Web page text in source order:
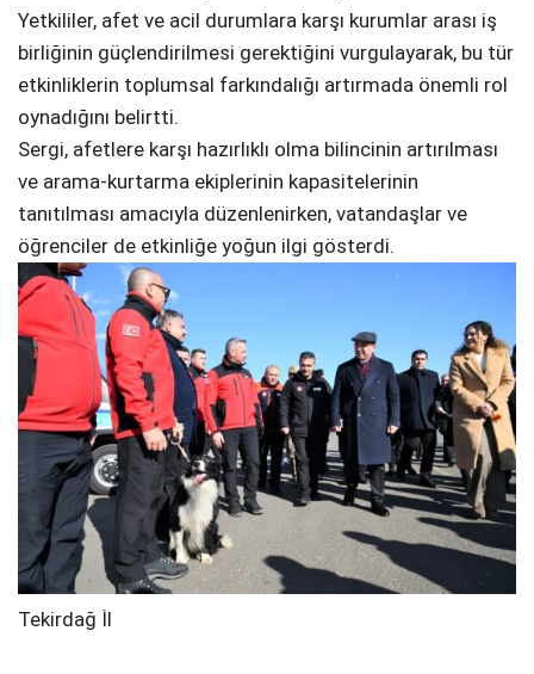
Yetkililer, afet ve acil durumlara karşı kurumlar arası iş
birliğinin güçlendirilmesi gerektiğini vurgulayarak, bu tür
etkinliklerin toplumsal farkındalığı artırmada önemli rol
oynadığını belirtti.
Sergi, afetlere karşı hazırlıklı olma bilincinin artırılması
ve arama-kurtarma ekiplerinin kapasitelerinin
tanıtılması amacıyla düzenlenirken, vatandaşlar ve
öğrenciler de etkinliğe yoğun ilgi gösterdi.
Tekirdağ İl